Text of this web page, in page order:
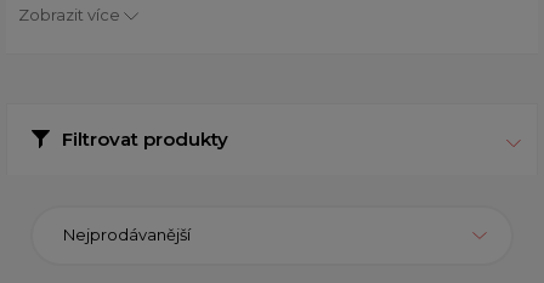
Zobrazit více
Filtrovat produkty
Nejprodávanější